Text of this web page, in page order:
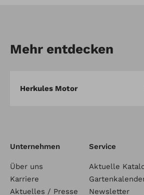
Mehr entdecken
Herkules Motor
Unternehmen
Über uns
Karriere
Aktuelles / Presse
Service
Aktuelle
Newsletter